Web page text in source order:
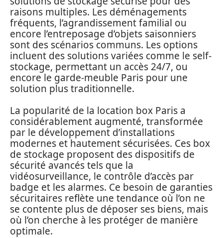
raisons multiples. Les déménagements
fréquents, l’agrandissement familial ou
encore l’entreposage d’objets saisonniers
sont des scénarios communs. Les options
incluent des solutions variées comme le self-
stockage, permettant un accès 24/7, ou
encore le garde-meuble Paris pour une
solution plus traditionnelle.
La popularité de la location box Paris a
considérablement augmenté, transformée
par le développement d’installations
modernes et hautement sécurisées. Ces box
de stockage proposent des dispositifs de
sécurité avancés tels que la
vidéosurveillance, le contrôle d’accès par
badge et les alarmes. Ce besoin de garanties
sécuritaires reflète une tendance où l’on ne
se contente plus de déposer ses biens, mais
où l’on cherche à les protéger de manière
optimale.